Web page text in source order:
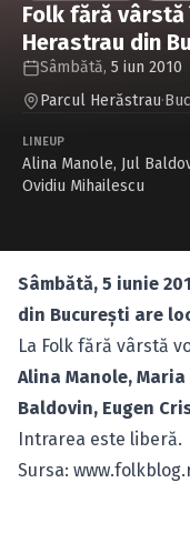
Folk fără vârstă
Herastrau din
Sâmbătă, 5 iun 2010
Parcul Herăstrau·
LINEUP
Alina Manole, Jul
Ovidiu Mihailescu
Sâmbătă, 5 iunie
din Bucureşti are
La Folk fără vârstă
Alina Manole,
Baldovin, Eugen
Intrarea este liberă.
Sursa: